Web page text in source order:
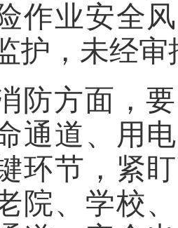
作业安全
护，未经
防方面，
通道、用
环节，紧
院、学校